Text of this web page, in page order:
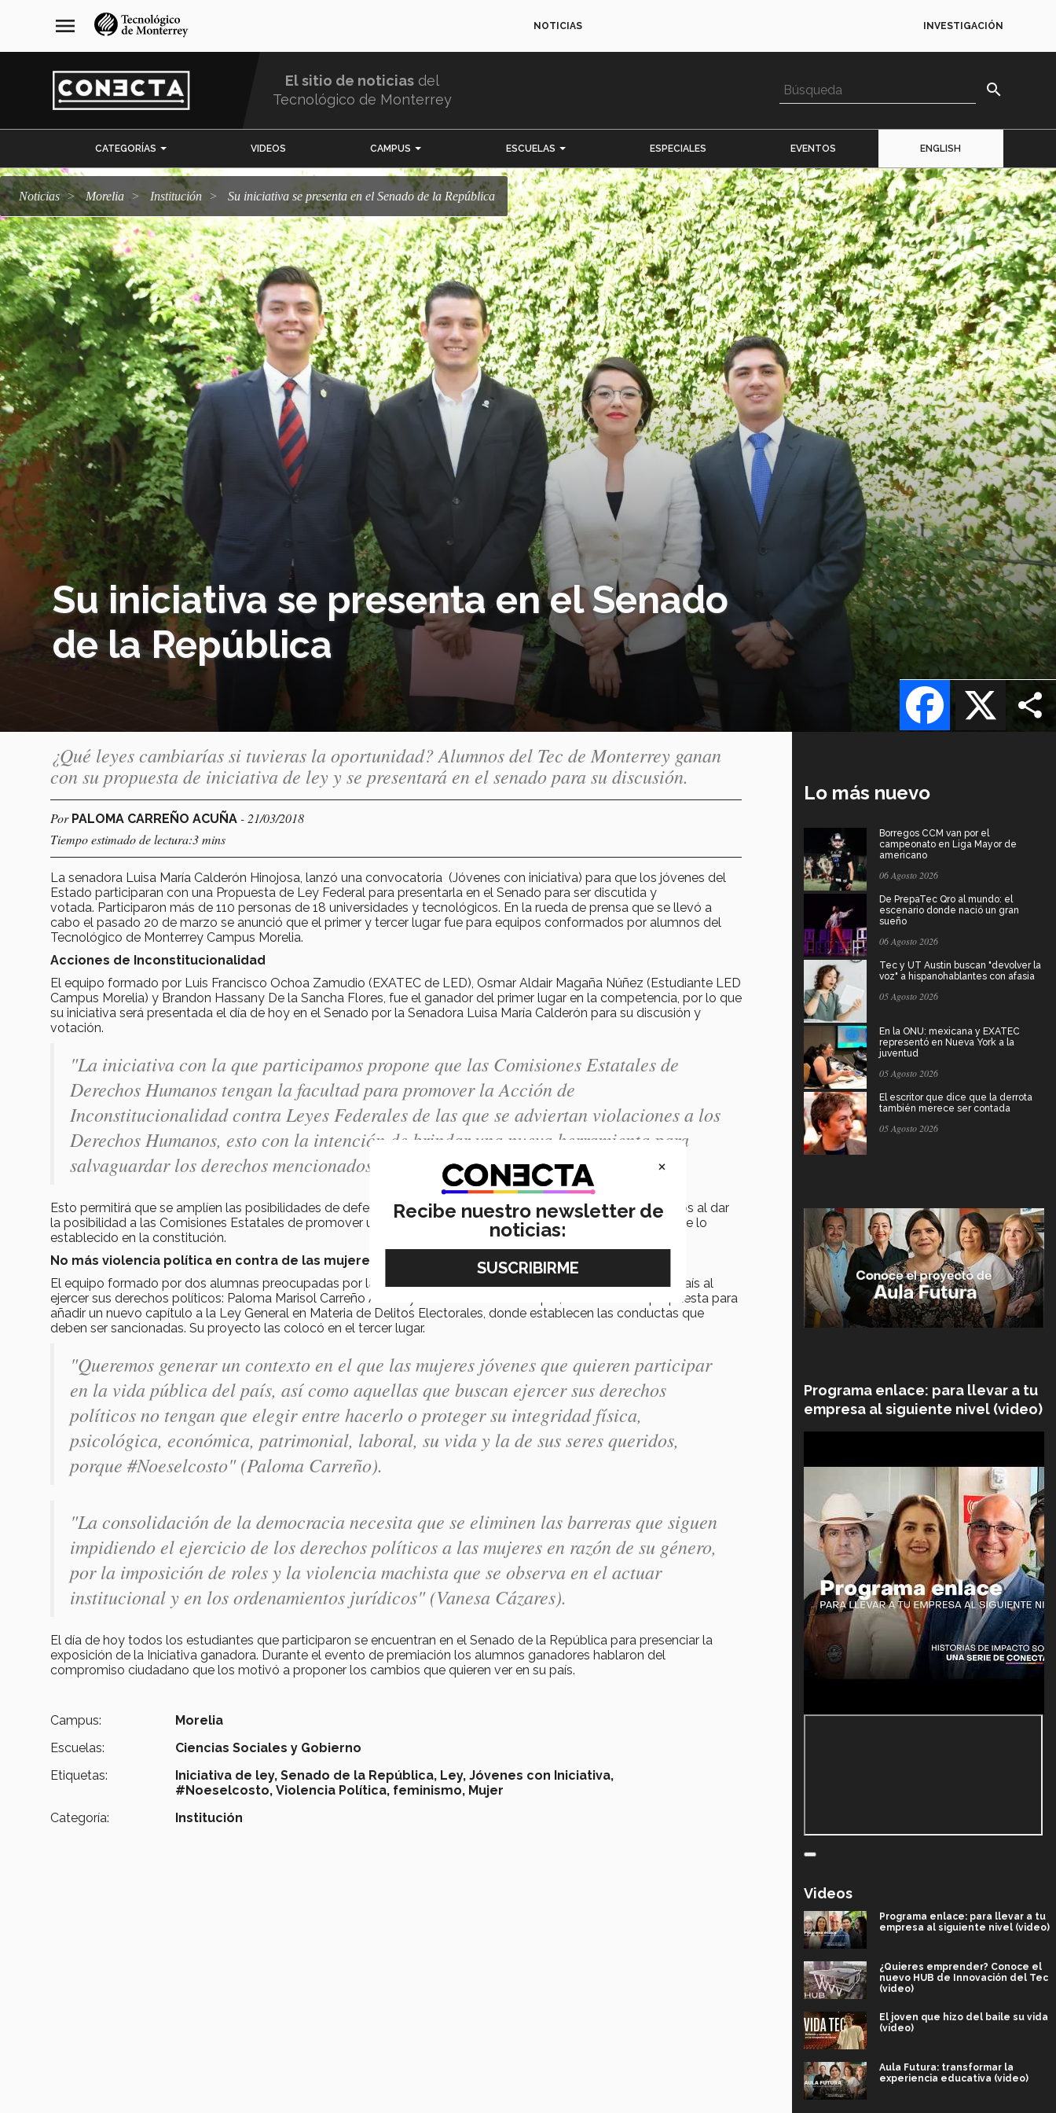
navegación
principal
menu NOTICIAS INVESTIGACIÓN
El sitio de noticias del
Tecnológico de Monterrey
search
CATEGORÍAS VIDEOS CAMPUS ESCUELAS ESPECIALES EVENTOS ENGLISH
Noticias Morelia Institución Su iniciativa se presenta en el Senado de la República
Su iniciativa se presenta en el Senado
de la República
X
Facebook
¿Qué leyes cambiarías si tuvieras la oportunidad? Alumnos del Tec de Monterrey ganan
con su propuesta de iniciativa de ley y se presentará en el senado para su discusión.
Por PALOMA CARREÑO ACUÑA - 21/03/2018
Tiempo estimado de lectura:3 mins
La senadora Luisa María Calderón Hinojosa, lanzó una convocatoria (Jóvenes con iniciativa) para que los jóvenes del
Estado participaran con una Propuesta de Ley Federal para presentarla en el Senado para ser discutida y
votada. Participaron más de 110 personas de 18 universidades y tecnológicos. En la rueda de prensa que se llevó a
cabo el pasado 20 de marzo se anunció que el primer y tercer lugar fue para equipos conformados por alumnos del
Tecnológico de Monterrey Campus Morelia.
Acciones de Inconstitucionalidad
El equipo formado por Luis Francisco Ochoa Zamudio (EXATEC de LED), Osmar Aldair Magaña Núñez (Estudiante LED
Campus Morelia) y Brandon Hassany De la Sancha Flores, fue el ganador del primer lugar en la competencia, por lo que
su iniciativa será presentada el día de hoy en el Senado por la Senadora Luisa María Calderón para su discusión y
votación.
"La iniciativa con la que participamos propone que las Comisiones Estatales de
Derechos Humanos tengan la facultad para promover la Acción de
Inconstitucionalidad contra Leyes Federales de las que se adviertan violaciones a los
Derechos Humanos, esto con la intención de brindar una nueva herramienta para
salvaguardar los derechos mencionados " (Ósmar Magaña).
Esto permitirá que se amplíen las posibilidades de defensa de los Derechos Humanos de todos los ciudadanos al dar
la posibilidad a las Comisiones Estatales de promover un juicio contra las leyes y actos que vayan en contra de lo
establecido en la constitución.
No más violencia política en contra de las mujeres en razón de su género
El equipo formado por dos alumnas preocupadas por la violencia política que sufren las mujeres de nuestro país al
ejercer sus derechos políticos: Paloma Marisol Carreño Acuña y Vanessa Cázares Luquín, realizaron una propuesta para
añadir un nuevo capítulo a la Ley General en Materia de Delitos Electorales, donde establecen las conductas que
deben ser sancionadas. Su proyecto las colocó en el tercer lugar.
"Queremos generar un contexto en el que las mujeres jóvenes que quieren participar
en la vida pública del país, así como aquellas que buscan ejercer sus derechos
políticos no tengan que elegir entre hacerlo o proteger su integridad física,
psicológica, económica, patrimonial, laboral, su vida y la de sus seres queridos,
porque #Noeselcosto"(Paloma Carreño).
"La consolidación de la democracia necesita que se eliminen las barreras que siguen
impidiendo el ejercicio de los derechos políticos a las mujeres en razón de su género,
por la imposición de roles y la violencia machista que se observa en el actuar
institucional y en los ordenamientos jurídicos"(Vanesa Cázares).
El día de hoy todos los estudiantes que participaron se encuentran en el Senado de la República para presenciar la
exposición de la Iniciativa ganadora. Durante el evento de premiación los alumnos ganadores hablaron del
compromiso ciudadano que los motivó a proponer los cambios que quieren ver en su país.
Campus:
Morelia
Escuelas:
Ciencias Sociales y Gobierno
Etiquetas:
Iniciativa de ley, Senado de la República, Ley, Jóvenes con Iniciativa,
#Noeselcosto, Violencia Política, feminismo, Mujer
Categoría:
Institución
Lo más nuevo
Borregos CCM van por el
campeonato en Liga Mayor de
americano
06 Agosto 2026
De PrepaTec Qro al mundo: el
escenario donde nació un gran
sueño
06 Agosto 2026
Tec y UT Austin buscan "devolver la
voz" a hispanohablantes con afasia
05 Agosto 2026
En la ONU: mexicana y EXATEC
representó en Nueva York a la
juventud
05 Agosto 2026
El escritor que dice que la derrota
también merece ser contada
05 Agosto 2026
Programa enlace: para llevar a tu
empresa al siguiente nivel (video)
Videos
Programa enlace: para llevar a tu
empresa al siguiente nivel (video)
¿Quieres emprender? Conoce el
nuevo HUB de Innovación del Tec
(video)
El joven que hizo del baile su vida
(video)
Aula Futura: transformar la
experiencia educativa (video)
×
Recibe nuestro newsletter de
noticias: